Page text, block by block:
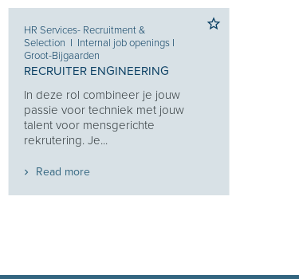
HR Services- Recruitment &
Selection I Internal job openings I
Groot-Bijgaarden
RECRUITER ENGINEERING
In deze rol combineer je jouw
passie voor techniek met jouw
talent voor mensgerichte
rekrutering. Je...
Read more